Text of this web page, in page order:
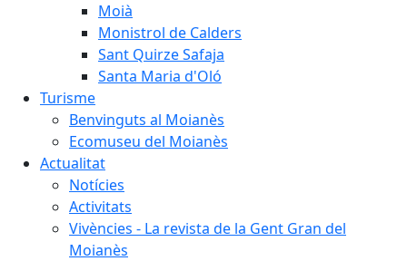
Moià
Monistrol de Calders
Sant Quirze Safaja
Santa Maria d'Oló
Turisme
Benvinguts al Moianès
Ecomuseu del Moianès
Actualitat
Notícies
Activitats
Vivències - La revista de la Gent Gran del
Moianès